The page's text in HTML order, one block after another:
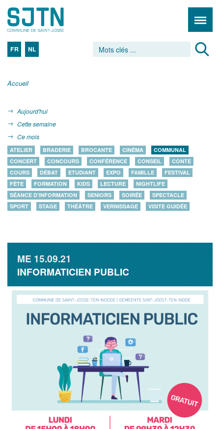
FR NL
Accueil
Aujourd'hui
Cette semaine
Ce mois
ATELIER BRADERIE BROCANTE CINÉMA
COMMUNAL
CONCERT
CONCOURS CONFÉRENCE CONSEIL
CONTE
COURS
DÉBAT ETUDIANT EXPO FAMILLE
FESTIVAL
FÊTE
FORMATION KIDS LECTURE
NIGHTLIFE
SÉANCE D'INFORMATION
SENIORS SOIRÉE
SPECTACLE
SPORT
STAGE THÉÂTRE VERNISSAGE VISITE GUIDÉE
ME15.09.21
INFORMATICIEN PUBLIC